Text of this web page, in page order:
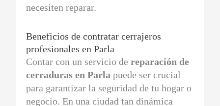
necesiten reparar.
Beneficios de contratar cerrajeros
profesionales en Parla
Contar con un servicio dereparación de
cerraduras en Parla puede ser crucial
para garantizar la seguridad de tu hogar o
negocio. En una ciudad tan dinámica